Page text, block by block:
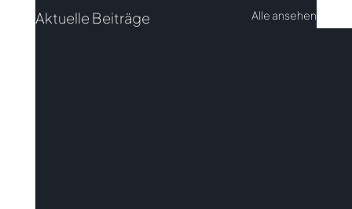
Aktuelle Beiträge Alle ansehen